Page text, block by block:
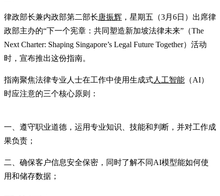
律政部长兼内政部第二部长唐振辉 ，星期五（3月6日）出席律
政部主办的“下一个宪章：共同塑造新加坡法律未来”（The
Next Charter: Shaping Singapore’s Legal Future Together）活动
时，宣布推出这份指南。
指南聚焦法律专业人士在工作中使用生成式人工智能 （AI）
时应注意的三个核心原则：
一、遵守职业道德，运用专业知识、技能和判断，并对工作成
果负责；
二、确保客户信息安全保密，同时了解不同AI模型能如何使
用和储存数据；